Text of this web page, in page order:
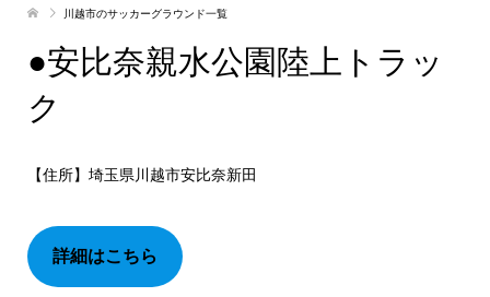
川越市のサッカーグラウンド一覧
●安比奈親水公園陸上トラッ
ク
【住所】埼玉県川越市安比奈新田
詳細はこちら